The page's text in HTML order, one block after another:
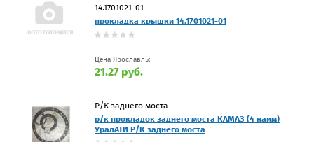
14.1701021-01
прокладка крышки 14.1701021-01
Цена Ярославль:
21.27 руб.
Р/К заднего моста
р/к прокладок заднего моста КАМАЗ (4 наим)
УралАТИ Р/К заднего моста